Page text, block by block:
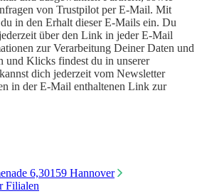
von Trustpilot per E-Mail. Mit
in den Erhalt dieser E-Mails ein. Du
über den Link in jeder E-Mail
zur Verarbeitung Deiner Daten und
und Klicks findest du in unserer
dich jederzeit vom Newsletter
in der E-Mail enthaltenen Link zur
6,30159 Hannover
Filialen